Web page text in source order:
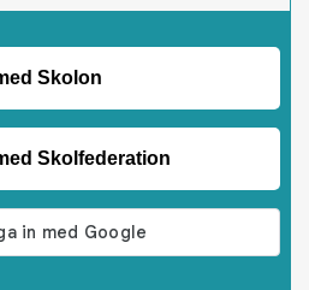
Skolon
Skolfederation